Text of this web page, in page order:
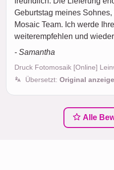
Geburtstag meines
Mosaic Team. Ich werde
weiterempfehlen und
- Samantha
Druck Fotomosaik [Online]
Übersetzt: Original
Alle